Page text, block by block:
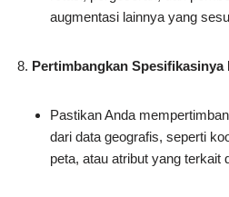
augmentasi lainnya yang
Pertimbangkan Spesifikasinya
Pastikan Anda
dari data geografis, seperti
peta, atau atribut yang terkait